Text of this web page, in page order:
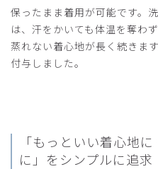
M04レディース白衣:ラ
白/S
保ったまま着用が可能です。
は、汗をかいても体温を奪わ
蒸れない着心地が長く続きま
付与しました。
「もっといい着心地
に」をシンプルに追求